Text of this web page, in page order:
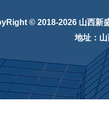
© 2018-2026 山西新
地址：